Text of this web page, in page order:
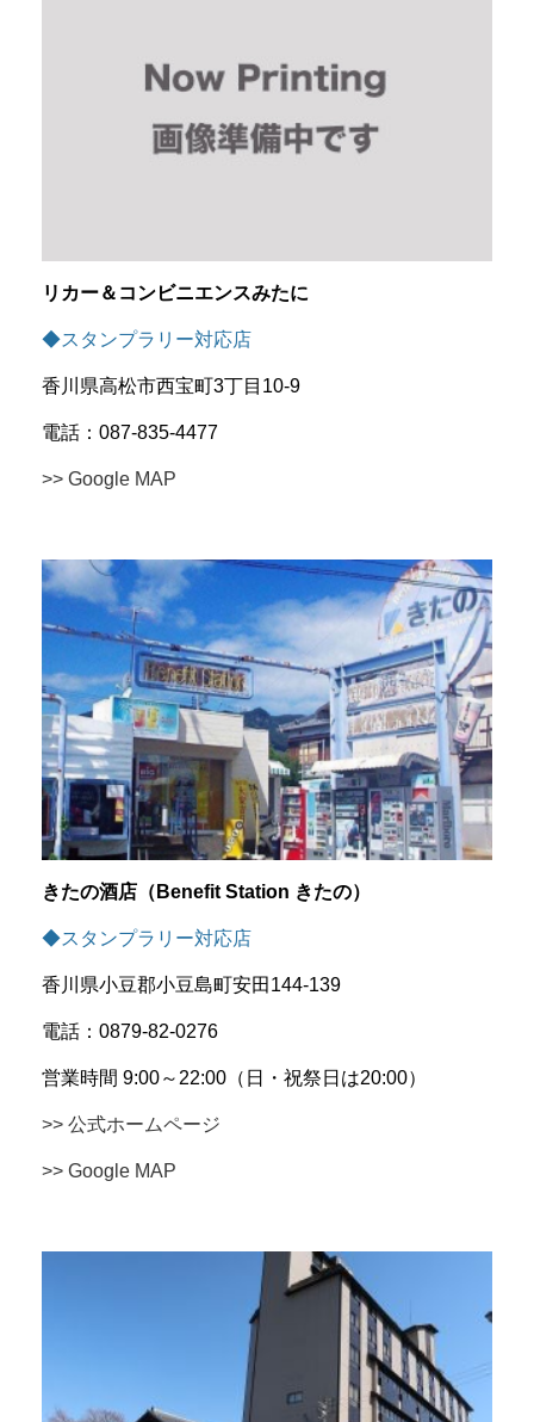
リカー＆コンビニエンスみたに
◆スタンプラリー対応店
香川県高松市西宝町3丁目10-9
電話：087-835-4477
>> Google MAP
きたの酒店（Benefit Station きたの）
◆スタンプラリー対応店
香川県小豆郡小豆島町安田144-139
電話：0879-82-0276
営業時間 9:00～22:00（日・祝祭日は20:00）
>> 公式ホームページ
>> Google MAP